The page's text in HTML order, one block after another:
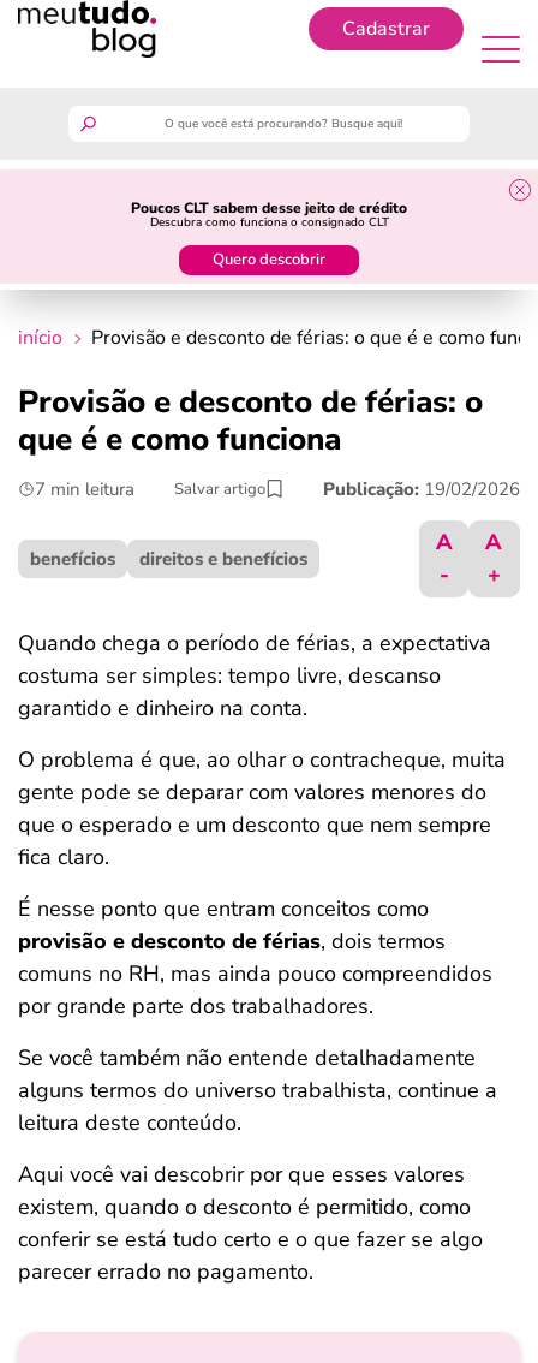
Cadastrar
Poucos CLT sabem desse jeito de crédito
Descubra como funciona o consignado CLT
Quero descobrir
guia do trabalhador
crédito fácil
últimas notícias
ferramentas
início Provisão e desconto de férias: o que é e como
Provisão e desconto de férias: o
que é e como funciona
7 min leitura Salvar artigo Publicação: 19/02/2026
benefícios direitos e benefícios
A
-
A
+
Quando chega o período de férias, a expectativa
costuma ser simples: tempo livre, descanso
garantido e dinheiro na conta.
O problema é que, ao olhar o contracheque, muita
gente pode se deparar com valores menores do
que o esperado e um desconto que nem sempre
fica claro.
É nesse ponto que entram conceitos como
provisão e desconto de férias, dois termos
comuns no RH, mas ainda pouco compreendidos
por grande parte dos trabalhadores.
Se você também não entende detalhadamente
alguns termos do universo trabalhista, continue a
leitura deste conteúdo.
Aqui você vai descobrir por que esses valores
existem, quando o desconto é permitido, como
conferir se está tudo certo e o que fazer se algo
parecer errado no pagamento.